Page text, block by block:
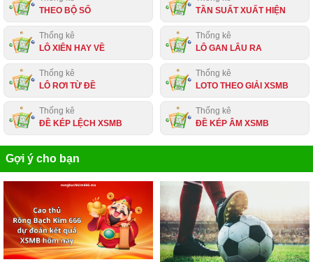
THEO BỘ SỐ
TẦN SUẤT XUẤT HIỆN
Thống kê
LÔ XIÊN HAY VỀ
Thống kê
LÔ GAN LÂU RA
Thống kê
LÔ RƠI TỪ ĐỀ
Thống kê
LOTO THEO GIẢI XSMB
Thống kê
ĐỀ KÉP LỆCH XSMB
Thống kê
ĐỀ KÉP ÂM XSMB
Gợi ý cho bạn